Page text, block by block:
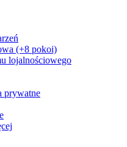
(+8 pokoi)
lojalnościowego
prywatne